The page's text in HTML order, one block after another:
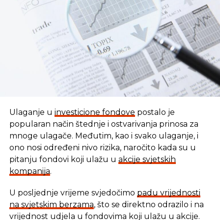
REKLAMA
U vremenu kada tradicionalni oblici štednje nude
sve skromnije prinose, ovaj Fond se nameće kao
Ulaganje u investicione fondove postalo je
popularan način štednje i ostvarivanja prinosa za
mnoge ulagače. Međutim, kao i svako ulaganje, i
ono nosi određeni nivo rizika, naročito kada su u
pitanju fondovi koji ulažu u akcije svjetskih
kompanija.
U posljednje vrijeme svjedočimo padu vrijednosti
na svjetskim berzama, što se direktno odrazilo i na
vrijednost udjela u fondovima koji ulažu u akcije.